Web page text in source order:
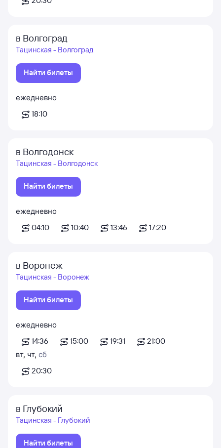
в Волгоград
Тацинская - Волгоград
Найти билеты
ежедневно
18:10
в Волгодонск
Тацинская - Волгодонск
Найти билеты
ежедневно
04:10
10:40 13:46 17:20
в Воронеж
Тацинская - Воронеж
Найти билеты
ежедневно
14:36
15:00 19:31
21:00
вт, чт, сб
20:30
в Глубокий
Тацинская - Глубокий
Найти билеты